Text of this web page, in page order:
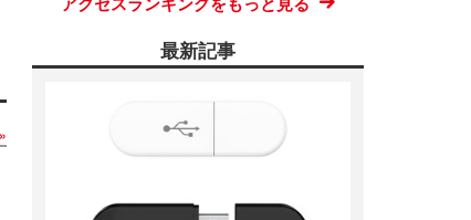
最新記事